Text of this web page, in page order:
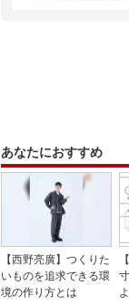
あなたにおすすめ
【西野亮廣】つくりた
いものを追求できる環
境の作り方とは